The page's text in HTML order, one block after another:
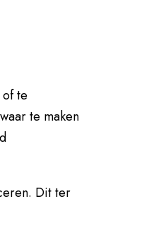
te
te maken
Dit ter